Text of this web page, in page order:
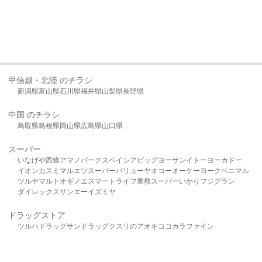
甲信越・北陸 のチラシ
新潟県富山県石川県福井県山梨県長野県
中国 のチラシ
鳥取県島根県岡山県広島県山口県
スーパー
いなげや西條アマノパークスベイシア ビッグヨーサンイトーヨーカドー
イオンカスミ マルエツスーパーバリューヤオコーオーケー ヨークベニマル
ツルヤマルト オギノ エスマート ライフ業務スーパーいかり フジグラン
ダイレックスサンエーイズミヤ
ドラッグストア
ツルハドラッグサンドラッグクスリのアオキ ココカラファイン